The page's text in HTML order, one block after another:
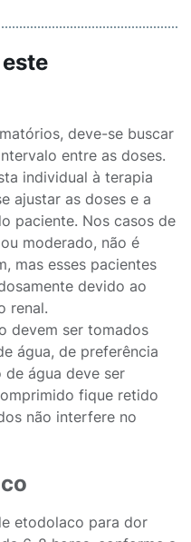
deve-se buscar
entre as doses.
individual à terapia
ajustar as doses e a
paciente. Nos casos de
moderado, não é
mas esses pacientes
devido ao
renal.
devem ser tomados
água, de preferência
de água deve ser
fique retido
não interfere no
etodolaco para dor